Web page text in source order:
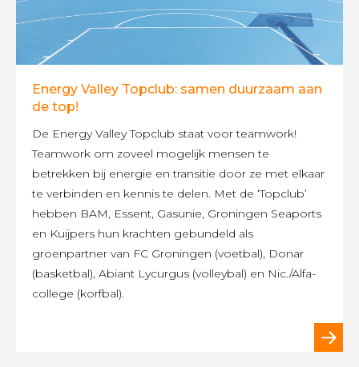
Energy Valley Topclub: samen duurzaam aan
de top!
De Energy Valley Topclub staat voor teamwork!
Teamwork om zoveel mogelijk mensen te
betrekken bij energie en transitie door ze met elkaar
te verbinden en kennis te delen. Met de ‘Topclub’
hebben BAM, Essent, Gasunie, Groningen Seaports
en Kuijpers hun krachten gebundeld als
groenpartner van FC Groningen (voetbal), Donar
(basketbal), Abiant Lycurgus (volleybal) en Nic./Alfa-
college (korfbal).